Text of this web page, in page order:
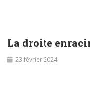
La droite
23 février 2024